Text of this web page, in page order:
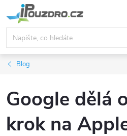
na
obsah
Blog
Google dělá
krok na